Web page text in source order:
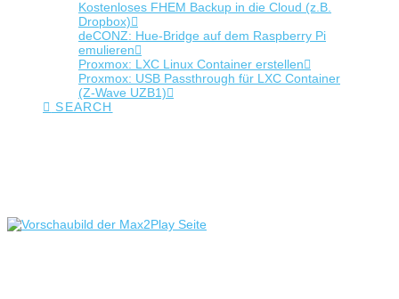
Kostenloses FHEM Backup in die Cloud (z.B.
Dropbox)
deCONZ: Hue-Bridge auf dem Raspberry Pi
emulieren
Proxmox: LXC Linux Container erstellen
Proxmox: USB Passthrough für LXC Container
(Z-Wave UZB1)
SEARCH